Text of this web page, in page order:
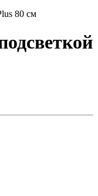
80 см